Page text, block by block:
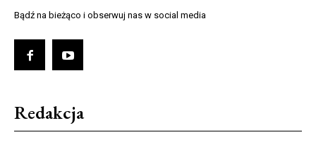
Bądź na bieżąco i obserwuj nas w social media
Redakcja